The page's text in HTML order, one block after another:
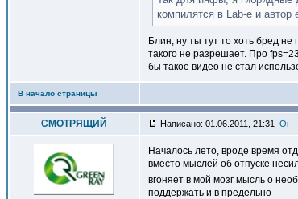
компилятся в Lab-е и
Блин, ну ты тут то хоть бред
такого не разрешает. Про
бы такое видео не стал
В начало страницы
СМОТРЯЩИЙ Написано: 01.06.2011, 21:31
Началось лето, вроде время
вместо мыслей об отпуске
вгоняет в мой мозг мысль о
поддержать и в предельно